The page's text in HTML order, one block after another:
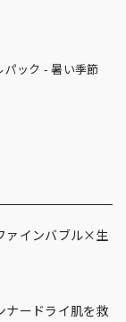
パック - 暑い季節
ァインバブル×生
ナードライ肌を救